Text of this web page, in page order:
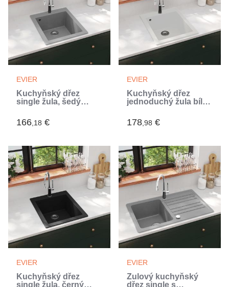
EVIER
Kuchyňský dřez
single žula, šedý
166,18 €
EVIER
Kuchyňský dřez
jednoduchý žula bílý
178,98 €
EVIER
Kuchyňský dřez
single žula, černý
EVIER
Žulový kuchyňský
dřez single s